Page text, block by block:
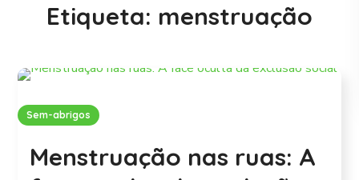
Etiqueta: menstruação
Sem-abrigos
Menstruação nas ruas: A